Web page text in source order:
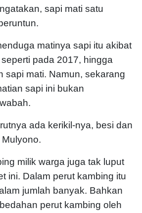
sapi mati satu
matinya sapi itu akibat
pada 2017, hingga
sapi mati. Namun, sekarang
sapi ini bukan
ada kerikil-nya, besi dan
milik warga juga tak luput
ini. Dalam perut kambing itu
jumlah banyak. Bahkan
perut kambing oleh